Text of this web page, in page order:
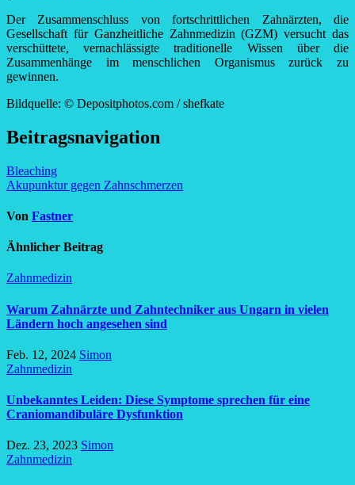
Der Zusammenschluss von fortschrittlichen Zahnärzten, die
Gesellschaft für Ganzheitliche Zahnmedizin (GZM) versucht das
verschüttete, vernachlässigte traditionelle Wissen über die
Zusammenhänge im menschlichen Organismus zurück zu
gewinnen.
Bildquelle: © Depositphotos.com / shefkate
Beitragsnavigation
Bleaching
Akupunktur gegen Zahnschmerzen
Von Fastner
Ähnlicher Beitrag
Zahnmedizin
Warum Zahnärzte und Zahntechniker aus Ungarn in vielen
Ländern hoch angesehen sind
Feb. 12, 2024 Simon
Zahnmedizin
Unbekanntes Leiden: Diese Symptome sprechen für eine
Craniomandibuläre Dysfunktion
Dez. 23, 2023 Simon
Zahnmedizin